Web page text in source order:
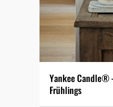
Yankee Candle®
Frühlings